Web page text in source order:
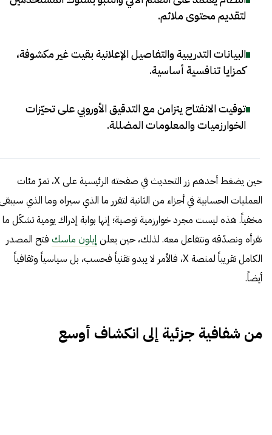
لتقديم محتوى ملائم.
البيانات التدريبية والتفاصيل الإعلانية بقيت غير مكشوفة،
كمزايا تنافسية أساسية.
توقيت الانفتاح يتزامن مع التدقيق الأوروبي على تحيّزات
الخوارزميات والمعلومات المضللة.
حين يضغط أحدهم زر التحديث في صفحته الرئيسية على X، تمرّ مئات
العمليات الحسابية في أجزاء من الثانية لتقرر ما الذي سيراه وما الذي
مخفياً. هذه ليست مجرد خوارزمية توصية؛ إنها بوابة إدراك يومية تشكّل ما
نقرأه ونصدّقه ونتفاعل معه. لذلك، حين يعلن إيلون ماسك فتح المصدر
الكامل تقريباً لمنصة X، فالأمر لا يبدو تقنياً فحسب، بل سياسياً وثقافياً
أيضاً.
من شفافية جزئية إلى انكشاف أوسع